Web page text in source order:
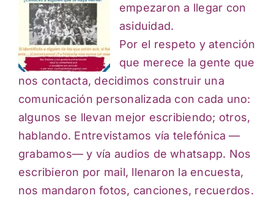
empezaron a llegar con
asiduidad.
Por el respeto y atención
que merece la gente que
nos contacta, decidimos construir una
comunicación personalizada con cada uno:
algunos se llevan mejor escribiendo; otros,
hablando. Entrevistamos vía telefónica —
grabamos— y vía audios de whatsapp. Nos
escribieron por mail, llenaron la encuesta,
nos mandaron fotos, canciones, recuerdos.